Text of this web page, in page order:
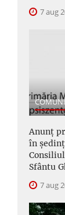
7 aug
Anunţ
în
Sfântu
7 aug